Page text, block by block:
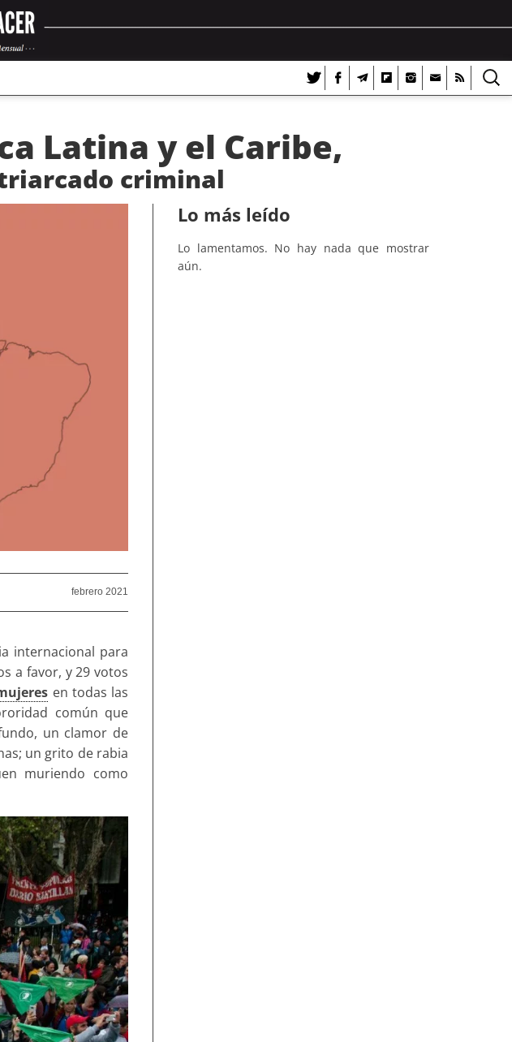
Latina y el Caribe,
criminal
febrero 2021
internacional para
a favor, y 29 votos
en todas las
común que
un clamor de
un grito de rabia
muriendo como
Lo más leído
Lo lamentamos. No hay nada que mostrar
aún.